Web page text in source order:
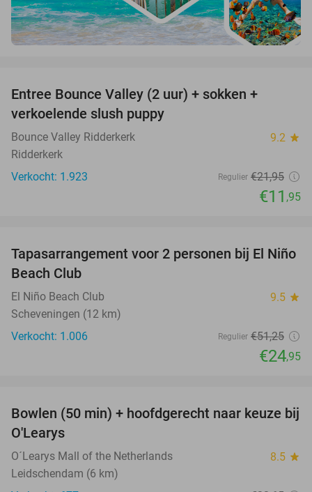
Entree Bounce Valley (2 uur) + sokken +
verkoelende slush puppy
Bounce Valley Ridderkerk 9.2 star
Ridderkerk
Verkocht: 1.923
Regulier €21,95
€11 ,95
51%
Tapasarrangement voor 2 personen bij El Niño
Beach Club
El Niño Beach Club 9.5 star
Scheveningen (12 km)
Verkocht: 1.006
Regulier €51,25
€24,95
38%
Bowlen (50 min) + hoofdgerecht naar keuze bij
O'Learys
O´Learys Mall of the Netherlands 8.5 star
Leidschendam (6 km)